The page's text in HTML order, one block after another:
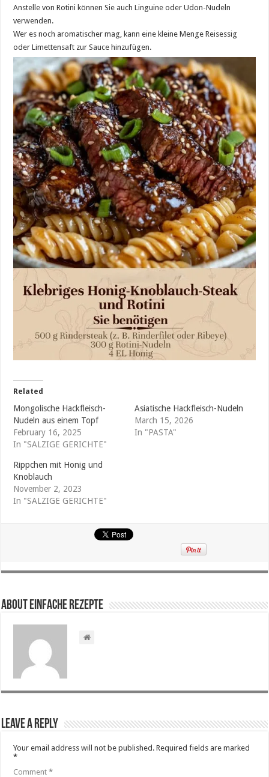
Anstelle von Rotini können Sie auch Linguine oder Udon-Nudeln
verwenden.
Wer es noch aromatischer mag, kann eine kleine Menge Reisessig
oder Limettensaft zur Sauce hinzufügen.
Related
Mongolische Hackfleisch-
Nudeln aus einem Topf
February 16, 2025
In "SALZIGE GERICHTE"
Asiatische Hackfleisch-Nudeln
March 15, 2026
In "PASTA"
Rippchen mit Honig und
Knoblauch
November 2, 2023
In "SALZIGE GERICHTE"
About Einfache Rezepte
Leave a Reply
Your email address will not be published. Required fields are marked
*
Comment*